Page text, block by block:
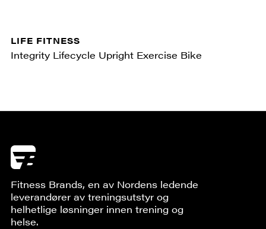
LIFE FITNESS
Integrity Lifecycle Upright Exercise Bike
Fitness Brands, en av Nordens ledende
leverandører av treningsutstyr og
helhetlige løsninger innen trening og
helse.